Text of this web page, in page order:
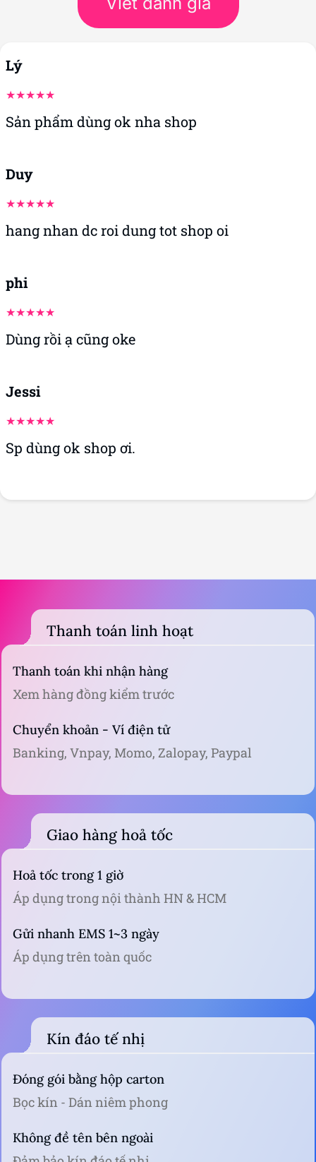
Lý
Sản phẩm dùng ok nha shop
Duy
hang nhan dc roi dung tot shop oi
phi
Dùng rồi ạ cũng oke
Jessi
Sp dùng ok shop ơi.
Thanh toán linh hoạt
Thanh toán khi nhận hàng
Xem hàng đồng kiểm trước
Chuyển khoản - Ví điện tử
Banking, Vnpay, Momo, Zalopay, Paypal
Giao hàng hoả tốc
Hoả tốc trong 1 giờ
Áp dụng trong nội thành HN & HCM
Gửi nhanh EMS 1~3 ngày
Áp dụng trên toàn quốc
Kín đáo tế nhị
Đóng gói bằng hộp carton
Bọc kín - Dán niêm phong
Không đề tên bên ngoài